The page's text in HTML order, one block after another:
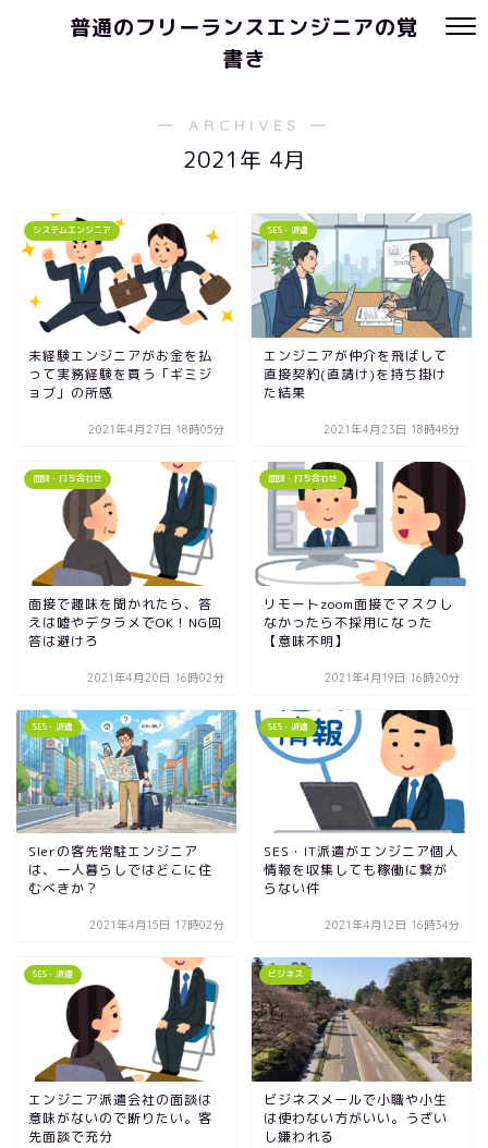
普通のフリーランスエンジニアの覚
書き
― ARCHIVES ―
2021年 4月
システムエンジニア
未経験エンジニアがお金を払
って実務経験を買う「ギミジ
ョブ」の所感
2021年4月27日 18時05分
SES・派遣
エンジニアが仲介を飛ばして
直接契約(直請け)を持ち掛け
た結果
2021年4月23日 18時48分
面談・打ち合わせ
面接で趣味を聞かれたら、答
えは嘘やデタラメでOK！NG回
答は避けろ
2021年4月20日 16時02分
面談・打ち合わせ
リモートzoom面接でマスクし
なかったら不採用になった
【意味不明】
2021年4月19日 16時20分
SES・派遣
SIerの客先常駐エンジニア
は、一人暮らしではどこに住
むべきか？
2021年4月15日 17時02分
SES・派遣
SES・IT派遣がエンジニア個人
情報を収集しても稼働に繋が
らない件
2021年4月12日 16時34分
SES・派遣
エンジニア派遣会社の面談は
意味がないので断りたい。客
先面談で充分
ビジネス
ビジネスメールで小職や小生
は使わない方がいい。うざい
し嫌われる